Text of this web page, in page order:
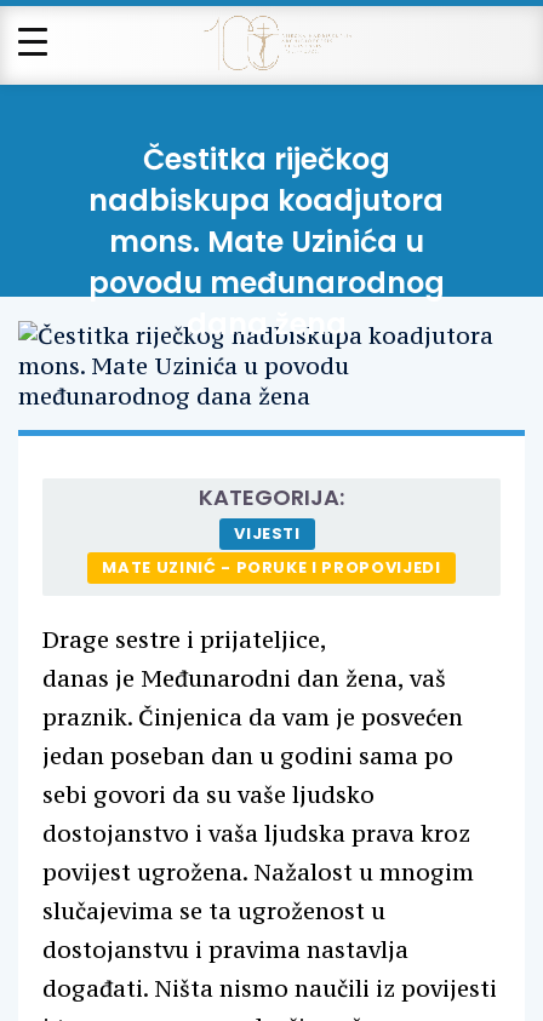
Čestitka riječkog
nadbiskupa koadjutora
mons. Mate Uzinića u
povodu međunarodnog
dana žena
KATEGORIJA:
VIJESTI
MATE UZINIĆ - PORUKE I PROPOVIJEDI
Drage sestre i prijateljice,
danas je Međunarodni dan žena, vaš
praznik. Činjenica da vam je posvećen
jedan poseban dan u godini sama po
sebi govori da su vaše ljudsko
dostojanstvo i vaša ljudska prava kroz
povijest ugrožena. Nažalost u mnogim
slučajevima se ta ugroženost u
dostojanstvu i pravima nastavlja
događati. Ništa nismo naučili iz povijesti